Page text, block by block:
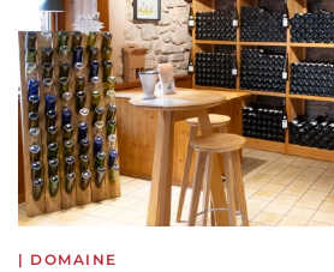
| DOMAINE